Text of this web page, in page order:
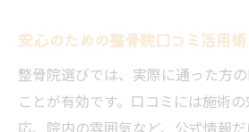
安心のための整骨院口コミ活用術
整骨院選びでは、実際に通った方
ことが有効です。口コミには施術
応、院内の雰囲気など、公式情報